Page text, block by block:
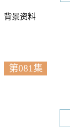
背景资料
第081集